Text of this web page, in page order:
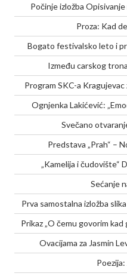
Počinje izložba
Proza: Kad
Bogato festivalsko leto i
Između carskog
Program SKC-a
Ognjenka Lakićević:
Svečano
Predstava „Prah“ –
„Kamelija i čudovište“
Sećanje
Prva samostalna izložba
Prikaz „O čemu govorim
Ovacijama za Jasmin